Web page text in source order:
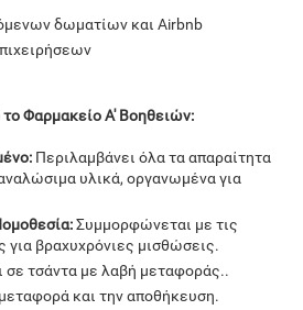
δωματίων και Airbnb
το Φαρμακείο Α' Βοηθειών:
Περιλαμβάνει όλα τα απαραίτητα
υλικά, οργανωμένα για
Συμμορφώνεται με τις
για βραχυχρόνιες μισθώσεις.
σε τσάντα με λαβή μεταφοράς..
και την αποθήκευση.